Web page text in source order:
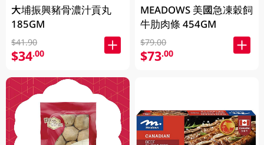
大埔振興豬骨濃汁貢丸
185GM
$41.90
$34.00
MEADOWS 美國急凍穀飼
牛肋肉條 454GM
$79.00
$73.00